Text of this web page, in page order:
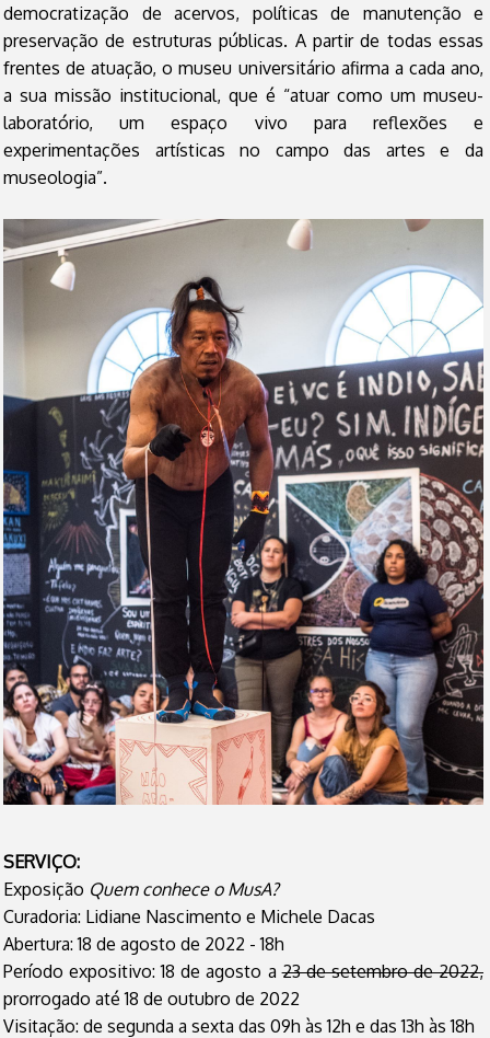
democratização de acervos, políticas de manutenção e
preservação de estruturas públicas. A partir de todas essas
frentes de atuação, o museu universitário afirma a cada ano,
a sua missão institucional, que é “atuar como um museu-
laboratório, um espaço vivo para reflexões e
experimentações artísticas no campo das artes e da
museologia”.
SERVIÇO:
Exposição Quem conhece o MusA?
Curadoria: Lidiane Nascimento e Michele Dacas
Abertura: 18 de agosto de 2022 - 18h
Período expositivo: 18 de agosto a23 de setembro de 2022,
prorrogado até 18 de outubro de 2022
Visitação: de segunda a sexta das 09h às 12h e das 13h às 18h